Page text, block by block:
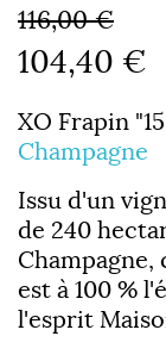
116,00 €
104,40 €
XO Frapin
Champagne
Issu d'un
de 240
Champagne,
est à 100 %
l'esprit